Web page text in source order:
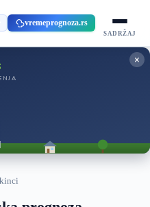
vremeprognoza.rs
SADRŽAJ
×